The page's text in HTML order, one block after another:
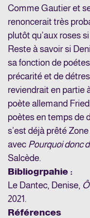
Comme Gautier et
renoncerait très
plutôt qu’aux roses
Reste à savoir si
sa fonction de
précarité et de
reviendrait en partie
poète allemand
poètes en temps de
s’est déjà prêté
avec Pourquoi donc
Salcède.
Bibliogrpahie :
Le Dantec, Denise,
2021.
Références